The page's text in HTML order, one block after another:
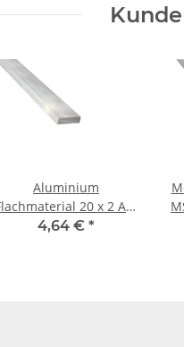
Aluminium
20 x 2 Alu
flach 1 m ± 5mm
4,64 € *
MS58